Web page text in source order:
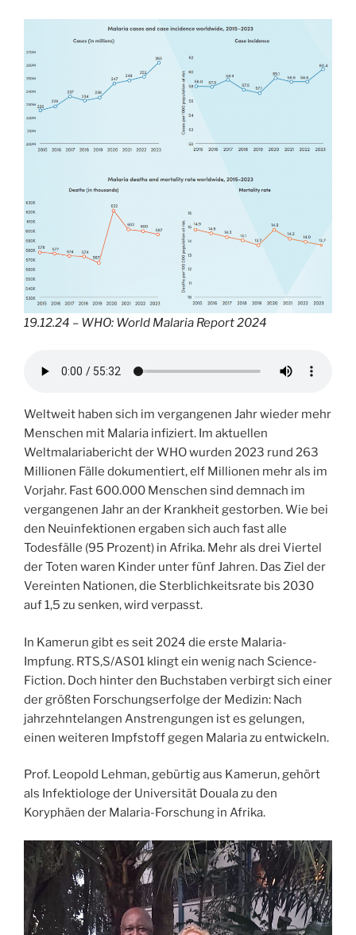
19.12.24 – WHO: World Malaria Report 2024
Weltweit haben sich im vergangenen Jahr wieder mehr
Menschen mit Malaria infiziert. Im aktuellen
Weltmalariabericht der WHO wurden 2023 rund 263
Millionen Fälle dokumentiert, elf Millionen mehr als im
Vorjahr. Fast 600.000 Menschen sind demnach im
vergangenen Jahr an der Krankheit gestorben. Wie bei
den Neuin­fektionen ergaben sich auch fast alle
Todesfälle (95 Prozent) in Afrika. Mehr als drei Viertel
der Toten waren Kinder unter fünf Jahren. Das Ziel der
Vereinten Nationen, die Sterblichkeitsrate bis 2030
auf 1,5 zu senken, wird verpasst.
In Kamerun gibt es seit 2024 die erste Malaria-
Impfung. RTS,S/AS01 klingt ein wenig nach Science-
Fiction. Doch hinter den Buchstaben verbirgt sich einer
der größten Forschungserfolge der Medizin: Nach
jahrzehntelangen Anstrengungen ist es gelungen,
einen weiteren Impfstoff gegen Malaria zu entwickeln.
Prof. Leopold Lehman, gebürtig aus Kamerun, gehört
als Infektiologe der Universität Douala zu den
Koryphäen der Malaria-Forschung in Afrika.